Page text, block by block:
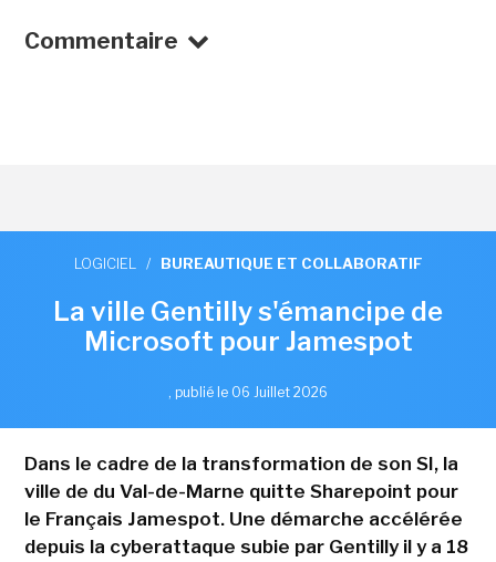
Commentaire
LOGICIEL / BUREAUTIQUE ET COLLABORATIF
La ville Gentilly s'émancipe de
Microsoft pour Jamespot
, publié le 06 Juillet 2026
Dans le cadre de la transformation de son SI, la
ville de du Val-de-Marne quitte Sharepoint pour
le Français Jamespot. Une démarche accélérée
depuis la cyberattaque subie par Gentilly il y a 18